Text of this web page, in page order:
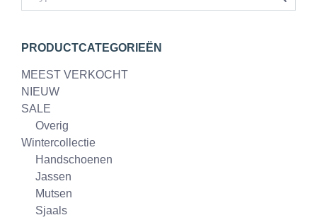
PRODUCTCATEGORIEËN
MEEST VERKOCHT
NIEUW
SALE
Overig
Wintercollectie
Handschoenen
Jassen
Mutsen
Sjaals